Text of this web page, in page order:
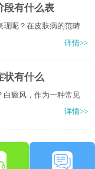
段有什么表
现呢？在皮肤病的范畴
详情>>
状有什么
白癜风，作为一种常见
详情>>